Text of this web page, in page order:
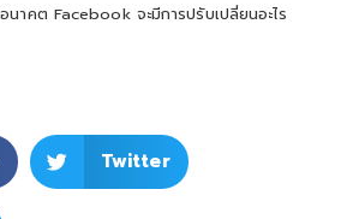
อนาคต Facebook จะมีการปรับเปลี่ยนอะไร
Twitter